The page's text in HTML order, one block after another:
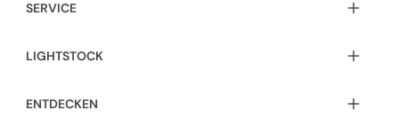
SERVICE
LIGHTSTOCK
ENTDECKEN